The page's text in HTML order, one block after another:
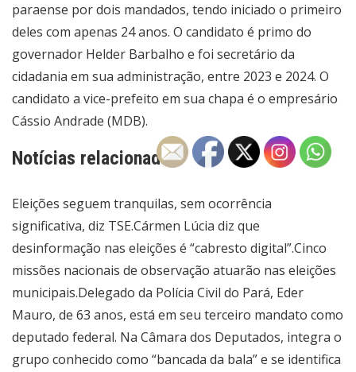
paraense por dois mandados, tendo iniciado o primeiro
deles com apenas 24 anos. O candidato é primo do
governador Helder Barbalho e foi secretário da
cidadania em sua administração, entre 2023 e 2024. O
candidato a vice-prefeito em sua chapa é o empresário
Cássio Andrade (MDB).
Notícias relacionadas:
Eleições seguem tranquilas, sem ocorrência
significativa, diz TSE.Cármen Lúcia diz que
desinformação nas eleições é “cabresto digital”.Cinco
missões nacionais de observação atuarão nas eleições
municipais.Delegado da Polícia Civil do Pará, Eder
Mauro, de 63 anos, está em seu terceiro mandato como
deputado federal. Na Câmara dos Deputados, integra o
grupo conhecido como “bancada da bala” e se identifica